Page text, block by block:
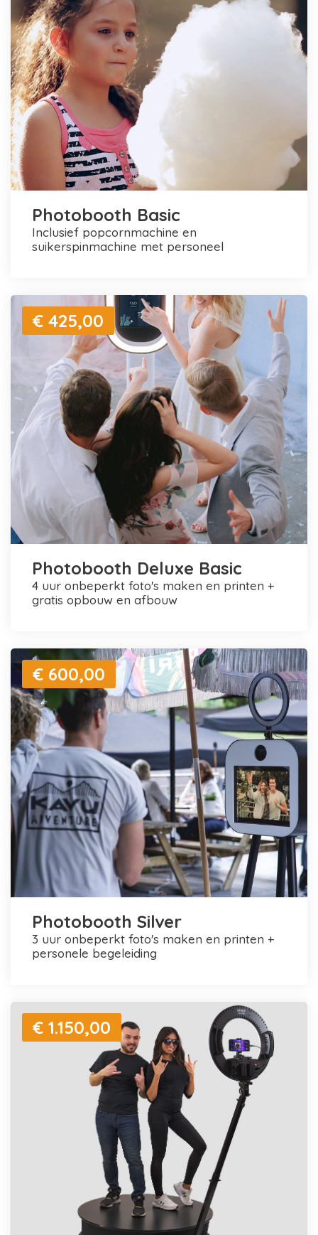
Photobooth Basic
inclusief popcornmachine en
suikerspinmachine met personeel
€ 425,00
Photobooth Deluxe Basic
4 uur onbeperkt foto's maken en printen +
gratis opbouw en afbouw
€ 600,00
Photobooth Silver
3 uur onbeperkt foto's maken en printen +
personele begeleiding
€ 1.150,00